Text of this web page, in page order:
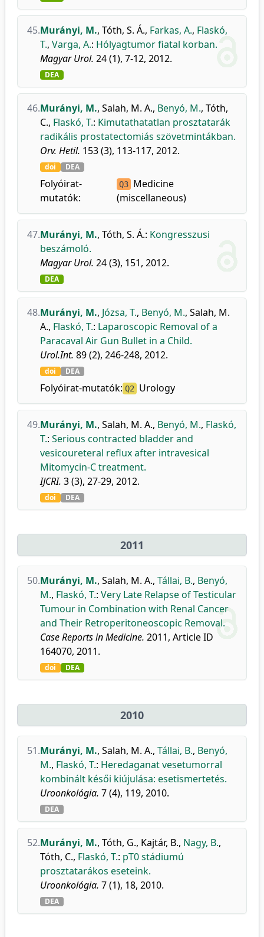
45.Murányi, M., Tóth, S. Á., Farkas, A., Flaskó,
T., Varga, A.: Hólyagtumor fiatal korban.
Magyar Urol. 24 (1), 7-12, 2012.
DEA
46.Murányi, M., Salah, M. A., Benyó, M., Tóth,
C., Flaskó, T.: Kimutathatatlan prosztatarák
radikális prostatectomiás szövetmintákban.
Orv. Hetil. 153 (3), 113-117, 2012.
doi DEA
Folyóirat-
mutatók:
Q3 Medicine
(miscellaneous)
47.Murányi, M., Tóth, S. Á.: Kongresszusi
beszámoló.
Magyar Urol. 24 (3), 151, 2012.
DEA
48.Murányi, M., Józsa, T., Benyó, M., Salah, M.
A., Flaskó, T.: Laparoscopic Removal of a
Paracaval Air Gun Bullet in a Child.
Urol.Int. 89 (2), 246-248, 2012.
doi DEA
Folyóirat-mutatók: Q2 Urology
49.Murányi, M., Salah, M. A., Benyó, M., Flaskó,
T.: Serious contracted bladder and
vesicoureteral reflux after intravesical
Mitomycin-C treatment.
IJCRI. 3 (3), 27-29, 2012.
doi DEA
2011
50.Murányi, M., Salah, M. A., Tállai, B., Benyó,
M., Flaskó, T.: Very Late Relapse of Testicular
Tumour in Combination with Renal Cancer
and Their Retroperitoneoscopic Removal.
Case Reports in Medicine. 2011, Article ID
164070, 2011.
doi DEA
2010
51.Murányi, M., Salah, M. A., Tállai, B., Benyó,
M., Flaskó, T.: Heredaganat vesetumorral
kombinált késői kiújulása: esetismertetés.
Uroonkológia. 7 (4), 119, 2010.
DEA
52.Murányi, M., Tóth, G., Kajtár, B., Nagy, B.,
Tóth, C., Flaskó, T.: pT0 stádiumú
prosztatarákos eseteink.
Uroonkológia. 7 (1), 18, 2010.
DEA